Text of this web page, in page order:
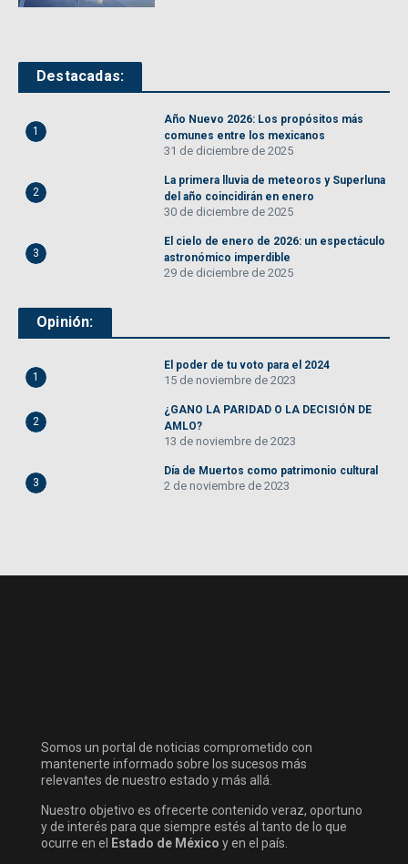
Destacadas:
1
Año Nuevo 2026: Los propósitos más
comunes entre los mexicanos
31 de diciembre de 2025
2
La primera lluvia de meteoros y Superluna
del año coincidirán en enero
30 de diciembre de 2025
3
El cielo de enero de 2026: un espectáculo
astronómico imperdible
29 de diciembre de 2025
Opinión:
1
El poder de tu voto para el 2024
15 de noviembre de 2023
2
¿GANO LA PARIDAD O LA DECISIÓN DE
AMLO?
13 de noviembre de 2023
3
Día de Muertos como patrimonio cultural
2 de noviembre de 2023
Somos un portal de noticias comprometido con
mantenerte informado sobre los sucesos más
relevantes de nuestro estado y más allá.
Nuestro objetivo es ofrecerte contenido veraz, oportuno
y de interés para que siempre estés al tanto de lo que
ocurre en el
Estado de México y en el país.